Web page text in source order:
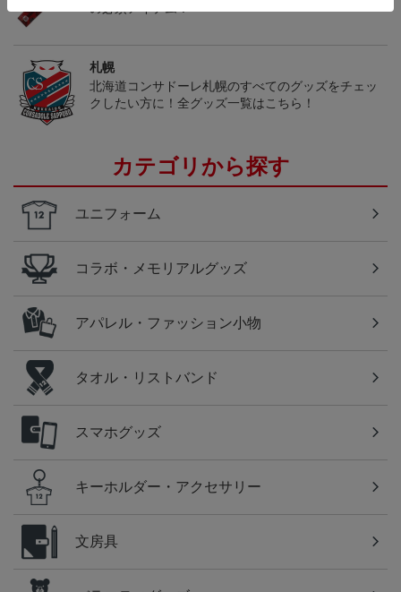
札幌
北海道コンサドーレ札幌のすべてのグッズをチェッ
クしたい方に！全グッズ一覧はこちら！
カテゴリから探す
ユニフォーム
コラボ・メモリアルグッズ
アパレル・ファッション小物
タオル・リストバンド
スマホグッズ
キーホルダー・アクセサリー
文房具